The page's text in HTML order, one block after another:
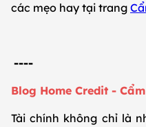
các mẹo hay tại trang
----
Blog Home Credit -
Tài chính không chỉ là